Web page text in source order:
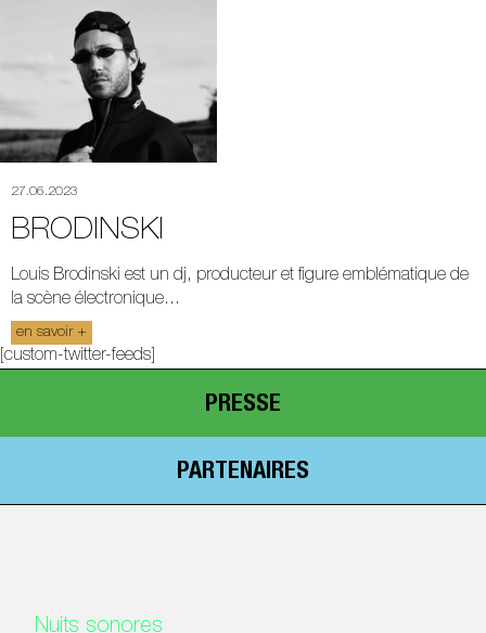
27.06.2023
BRODINSKI
Louis Brodinski est un dj, producteur et figure emblématique de
la scène électronique...
en savoir +
[custom-twitter-feeds]
PRESSE
PARTENAIRES
Nuits sonores